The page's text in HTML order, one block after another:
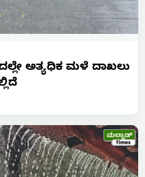
ಅತ್ಯಧಿಕ ಮಳೆ ದಾಖಲು